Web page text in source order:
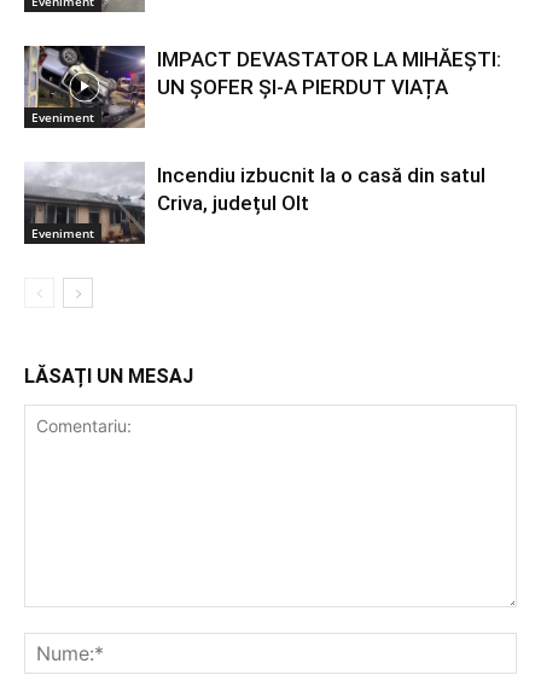
Eveniment
IMPACT DEVASTATOR LA MIHĂEȘTI:
UN ȘOFER ȘI-A PIERDUT VIAȚA
Eveniment
Incendiu izbucnit la o casă din satul
Criva, județul Olt
LĂSAȚI UN MESAJ